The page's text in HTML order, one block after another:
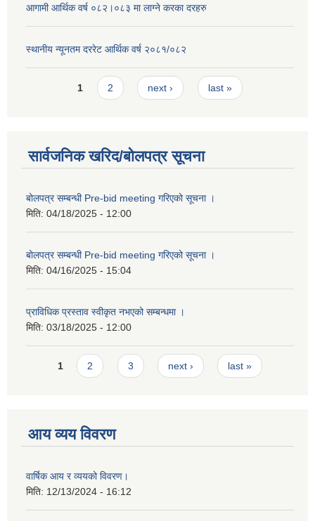
आगामी आर्थिक वर्ष ०८२।०८३ मा लाग्ने करका दरहरु
स्थानीय न्यूनतम दररेट आर्थिक वर्ष २०८१/०८२
Pages1 2 next › last »
सार्वजनिक खरिद/बोलपत्र सूचना
बोलपत्र सम्बन्धी Pre-bid meeting गरिएको सूचना ।
मिति: 04/18/2025 - 12:00
बोलपत्र सम्बन्धी Pre-bid meeting गरिएको सूचना ।
मिति: 04/16/2025 - 15:04
प्राविधिक प्रस्ताव स्वीकृत नभएको सम्बन्धमा ।
मिति: 03/18/2025 - 12:00
Pages
1 2 3 next › last »
आय व्यय विवरण
वार्षिक आय र व्ययको विवरण।
मिति: 12/13/2024 - 16:12